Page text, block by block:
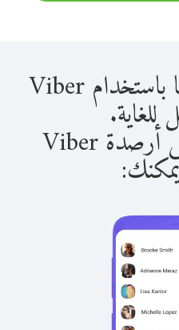
الاتصال على بوليفيا باستخدام Viber
بمجرد حصولك على أرصدة Viber